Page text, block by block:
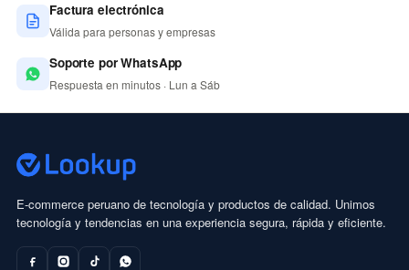
Factura electrónica
Válida para personas y empresas
Soporte por WhatsApp
Respuesta en minutos · Lun a Sáb
E-commerce peruano de tecnología y productos de calidad. Unimos
tecnología y tendencias en una experiencia segura, rápida y eficiente.